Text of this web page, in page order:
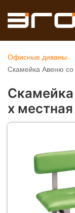
Офисные диваны
Скамейка Авеню со
х местная